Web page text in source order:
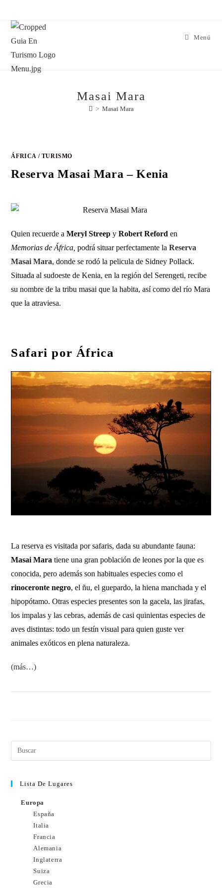
Menú
Masai Mara
> Masai Mara
ÁFRICA / TURISMO
Reserva Masai Mara – Kenia
Quien recuerde aMeryl Streep yRobert Reford en
Memorias de África,podrá situar perfectamente laReserva
Masai Mara, donde se rodó la pelicula de Sidney Pollack.
Situada al sudoeste de Kenia, en la región del Serengeti, recibe
su nombre de la tribu masai que la habita, así como del río Mara
que la atraviesa.
Safari por África
La reserva es visitada por safaris, dada su abundante fauna:
Masai Mara tiene una gran población de leones por la que es
conocida, pero además son habituales especies como el
rinoceronte negro, el ñu, el guepardo, la hiena manchada y el
hipopótamo. Otras especies presentes son la gacela, las jirafas,
los impalas y las cebras, además de casi quinientas especies de
aves distintas: todo un festín visual para quien guste ver
animales exóticos en plena naturaleza.
(más…)
Lista De Lugares
Europa
España
Italia
Francia
Alemania
Inglaterra
Suiza
Grecia